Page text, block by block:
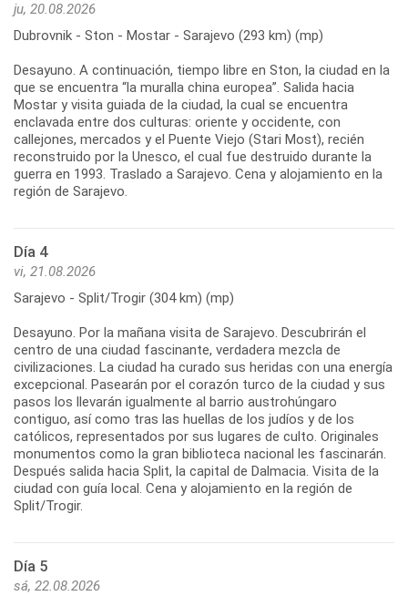
ju, 20.08.2026
Dubrovnik - Ston - Mostar - Sarajevo (293 km) (mp)
Desayuno. A continuación, tiempo libre en Ston, la ciudad en la
que se encuentra “la muralla china europea”. Salida hacia
Mostar y visita guiada de la ciudad, la cual se encuentra
enclavada entre dos culturas: oriente y occidente, con
callejones, mercados y el Puente Viejo (Stari Most), recién
reconstruido por la Unesco, el cual fue destruido durante la
guerra en 1993. Traslado a Sarajevo. Cena y alojamiento en la
Día 4
vi, 21.08.2026
Sarajevo - Split/Trogir (304 km) (mp)
Desayuno. Por la mañana visita de Sarajevo. Descubrirán el
centro de una ciudad fascinante, verdadera mezcla de
civilizaciones. La ciudad ha curado sus heridas con una energía
excepcional. Pasearán por el corazón turco de la ciudad y sus
pasos los llevarán igualmente al barrio austrohúngaro
contiguo, así como tras las huellas de los judíos y de los
católicos, representados por sus lugares de culto. Originales
monumentos como la gran biblioteca nacional les fascinarán.
Después salida hacia Split, la capital de Dalmacia. Visita de la
ciudad con guía local. Cena y alojamiento en la región de
Día 5
sá, 22.08.2026